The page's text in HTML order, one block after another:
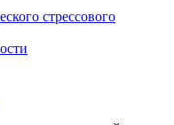
стрессового